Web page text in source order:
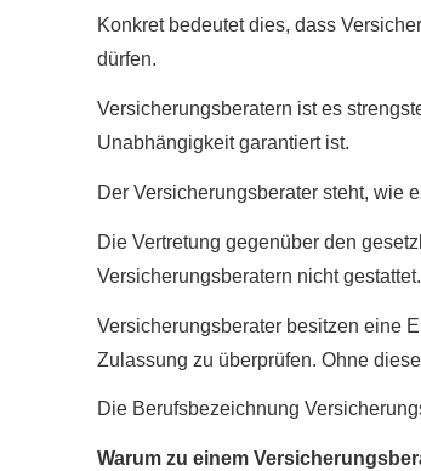
Konkret bedeutet dies, dass
dürfen.
Versicherungsberatern ist es
Unabhängigkeit garantiert ist.
Der Versicherungsberater steht, wie
Die Vertretung gegenüber den
Versicherungsberatern nicht
Versicherungsberater besitzen eine
Zulassung zu überprüfen. Ohne
Die Berufsbezeichnung
Warum zu einem